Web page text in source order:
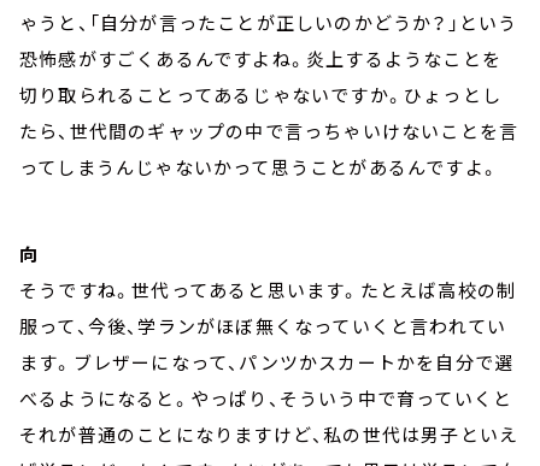
ゃうと、「自分が言ったことが正しいのかどうか？」という
恐怖感がすごくあるんですよね。炎上するようなことを
切り取られることってあるじゃないですか。ひょっとし
たら、世代間のギャップの中で言っちゃいけないことを言
ってしまうんじゃないかって思うことがあるんですよ。
向
そうですね。世代ってあると思います。たとえば高校の制
服って、今後、学ランがほぼ無くなっていくと言われてい
ます。ブレザーになって、パンツかスカートかを自分で選
べるようになると。やっぱり、そういう中で育っていくと
それが普通のことになりますけど、私の世代は男子といえ